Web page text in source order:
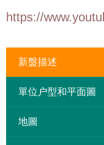
https://
新盤描述
單位户型和平面圖
地圖